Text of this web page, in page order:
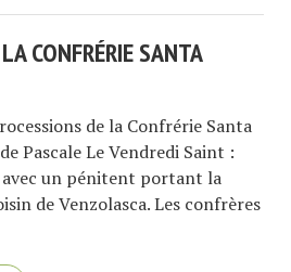
CONFRÉRIE SANTA
de la Confrérie Santa
Pascale Le Vendredi Saint :
avec un pénitent portant la
de Venzolasca. Les confrères